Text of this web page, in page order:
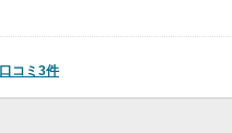
口コミ3件